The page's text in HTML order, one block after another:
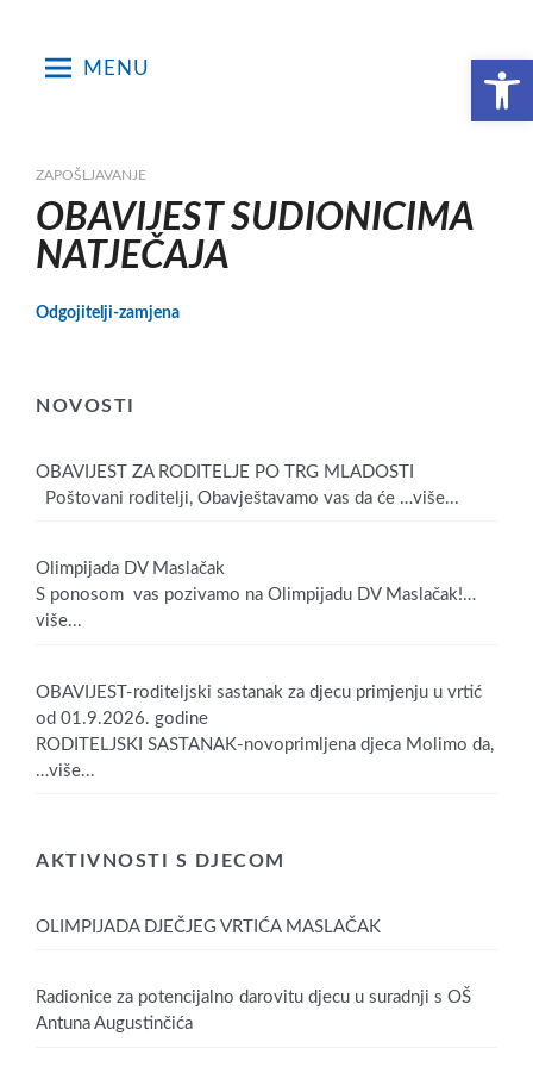
Open toolbar
MENU
ZAPOŠLJAVANJE
OBAVIJEST SUDIONICIMA
NATJEČAJA
Odgojitelji-zamjena
NOVOSTI
OBAVIJEST ZA RODITELJE PO TRG MLADOSTI
Poštovani roditelji, Obavještavamo vas da će …više...
Olimpijada DV Maslačak
S ponosom vas pozivamo na Olimpijadu DV Maslačak!…
više...
OBAVIJEST-roditeljski sastanak za djecu primjenju u vrtić
od 01.9.2026. godine
RODITELJSKI SASTANAK-novoprimljena djeca Molimo da,
…više...
AKTIVNOSTI S DJECOM
OLIMPIJADA DJEČJEG VRTIĆA MASLAČAK
Radionice za potencijalno darovitu djecu u suradnji s OŠ
Antuna Augustinčića